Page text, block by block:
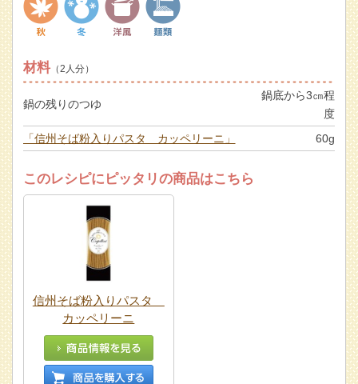
材料（2人分）
鍋の残りのつゆ
鍋底から3㎝程
度
「信州そば粉入りパスタ カッペリーニ」
60g
このレシピにピッタリの商品はこちら
信州そば粉入りパスタ
カッペリーニ